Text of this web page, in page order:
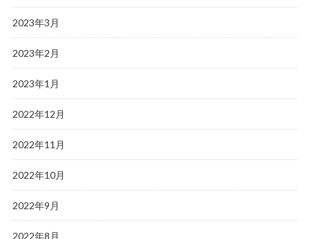
2023年3月
2023年2月
2023年1月
2022年12月
2022年11月
2022年10月
2022年9月
2022年8月